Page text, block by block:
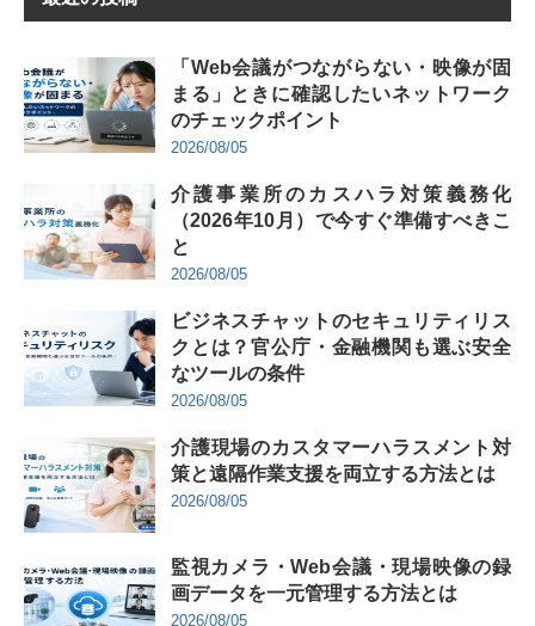
「Web会議がつながらない・映像が固
まる」ときに確認したいネットワーク
のチェックポイント
2026/08/05
介護事業所のカスハラ対策義務化
（2026年10月）で今すぐ準備すべきこ
と
2026/08/05
ビジネスチャットのセキュリティリス
クとは？官公庁・金融機関も選ぶ安全
なツールの条件
2026/08/05
介護現場のカスタマーハラスメント対
策と遠隔作業支援を両立する方法とは
2026/08/05
監視カメラ・Web会議・現場映像の録
画データを一元管理する方法とは
2026/08/05